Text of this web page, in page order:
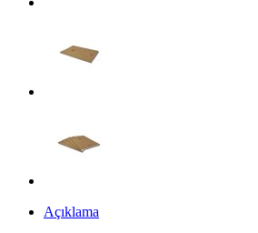
Açıklama